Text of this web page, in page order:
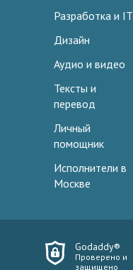
Разработка и IT
Дизайн
Аудио и видео
Тексты и
перевод
Личный
помощник
Исполнители в
Москве
Godaddy®
Проверено и
защищено